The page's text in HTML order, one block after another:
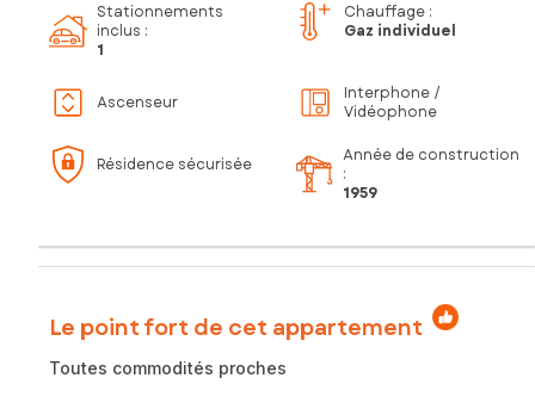
Stationnements
inclus :
1
Chauffage :
Gaz individuel
Ascenseur
Interphone /
Vidéophone
Résidence sécurisée
Année de construction
:
1959
Le point fort de cet appartement
Toutes commodités proches